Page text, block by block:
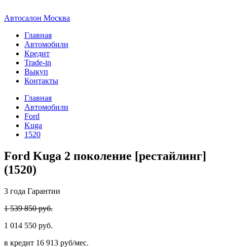
Автосалон Москва
Главная
Автомобили
Кредит
Trade-in
Выкуп
Контакты
Главная
Автомобили
Ford
Kuga
1520
Ford Kuga 2 поколение [рестайлинг]
(1520)
3 года Гарантии
1 539 850 руб.
1 014 550 руб.
в кредит 16 913 руб/мес.